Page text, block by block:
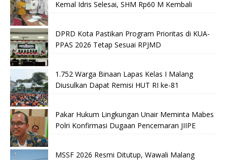
Kemal Idris Selesai, SHM Rp60 M Kembali
DPRD Kota Pastikan Program Prioritas di KUA-
PPAS 2026 Tetap Sesuai RPJMD
1.752 Warga Binaan Lapas Kelas I Malang
Diusulkan Dapat Remisi HUT RI ke-81
Pakar Hukum Lingkungan Unair Meminta Mabes
Polri Konfirmasi Dugaan Pencemaran JIIPE
MSSF 2026 Resmi Ditutup, Wawali Malang